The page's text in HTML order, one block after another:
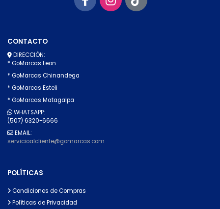
CONTACTO
DIRECCIÓN:
* GoMarcas Leon
* GoMarcas Chinandega
* GoMarcas Esteli
* GoMarcas Matagalpa
WHATSAPP:
(507) 6320-6666
EMAIL:
servicioalcliente@gomarcas.com
POLÍTICAS
Condiciones de Compras
Políticas de Privacidad